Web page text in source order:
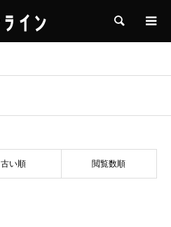
検索
古い順 閲覧数順